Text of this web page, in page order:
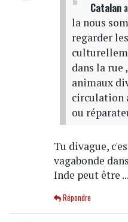
Catalan
la nous
regarder
dans la rue
animaux
circulation
ou
Tu divague,
vagabonde
Inde peut être
Répondre